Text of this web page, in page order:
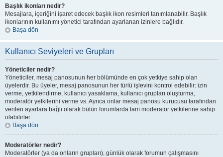
Başlık ikonları nedir?
Mesajlara, içeriğini işaret edecek başlık ikon resimleri tanımlanabilir. Başlık
ikonlarının kullanımı yönetici tarafından ayarlanan izinlere bağlıdır.
Başa dön
Kullanıcı Seviyeleri ve Grupları
Yöneticiler nedir?
Yöneticiler, mesaj panosunun her bölümünde en çok yetkiye sahip olan
üyelerdir. Bu üyeler, mesaj panosunun her türlü işlevini kontrol edebilir: izin
verme, yetkilendirme, kullanıcı yasaklama, kullanıcı grupları oluşturma,
moderatör yetkilerini verme vs. Ayrıca onlar mesaj panosu kurucusu tarafından
verilen ayarlara bağlı olarak bütün forumlarda tam moderatör yetkilerine sahip
olabilirler.
Başa dön
Moderatörler nedir?
Moderatörler (ya da onların grupları), günlük olarak forumun çalışmasını